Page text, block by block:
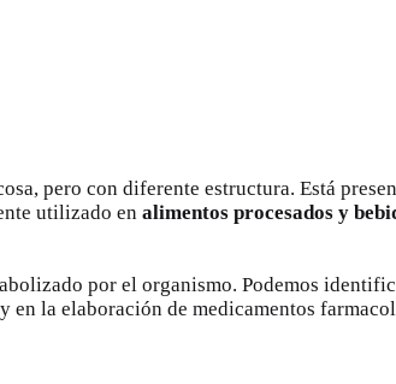
pero con diferente estructura. Está
utilizado en alimentos procesados y
por el organismo. Podemos
en la elaboración de medicamentos